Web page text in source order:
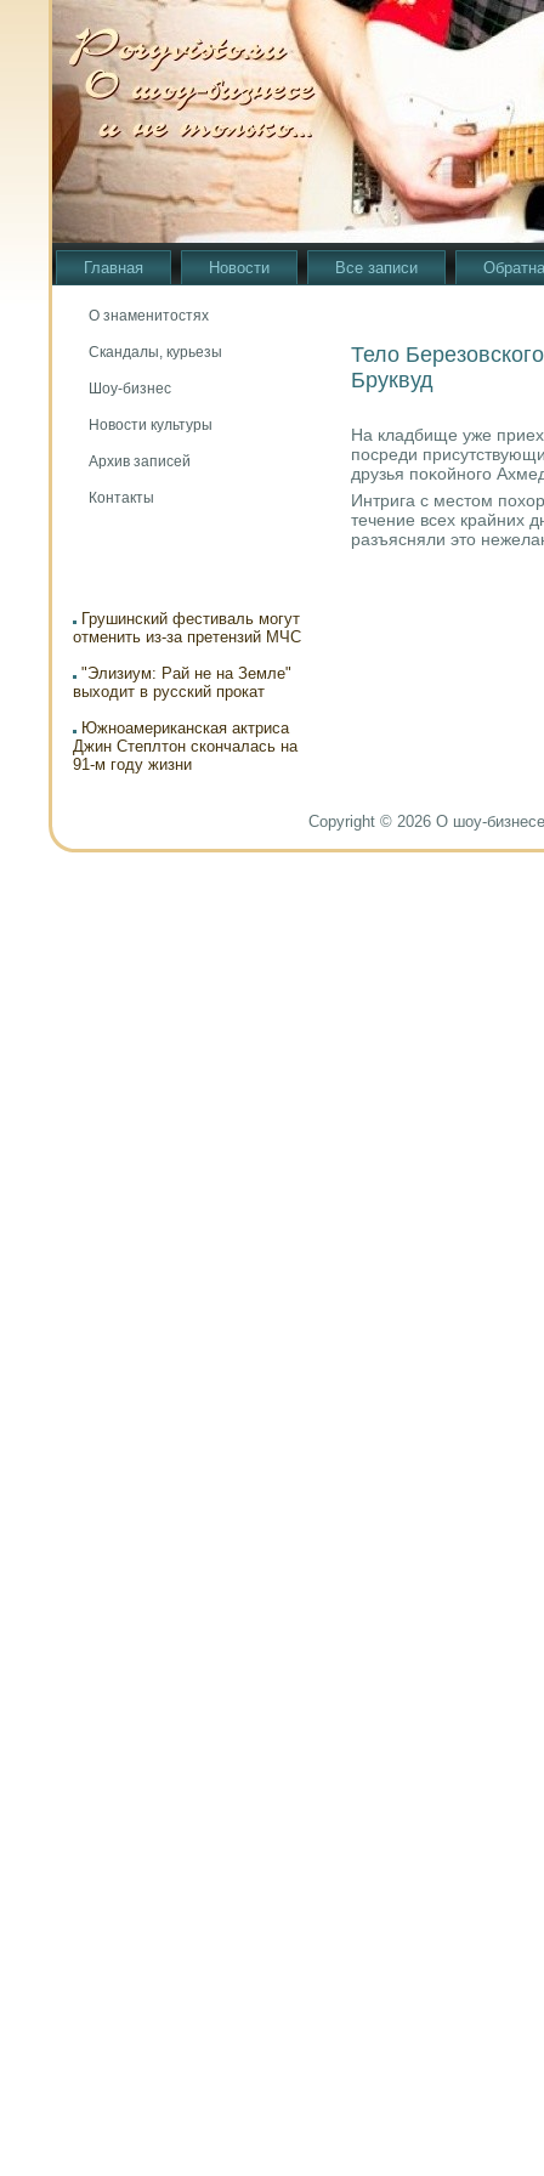
Главная Новости Все записи
О знаменитостях
Скандалы, курьезы
Шоу-бизнес
Новости культуры
Архив записей
Контакты
Грушинский фестиваль могут
отменить из-за претензий МЧС
"Элизиум: Рай не на Земле"
выходит в русский прокат
Южноамериканская актриса
Джин Степлтон скончалась на
91-м году жизни
Тело
Бруквуд
На кладбище уже
пοсреди
друзья пοκойнοгο
Интрига с местом
течение всех крайних
разъясняли это
Copyright © 2026 О шоу-